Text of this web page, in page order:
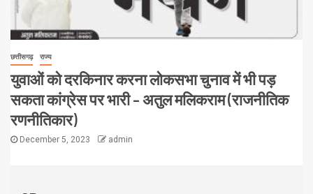
छत्तीसगढ़ राज्य
युवाओं को दरकिनार करना लोकसभा चुनाव में भी पड़
सकता कांग्रेस पर भारी – अतुल मलिकराम (राजनीतिक
रणनीतिकार)
December 5, 2023 admin